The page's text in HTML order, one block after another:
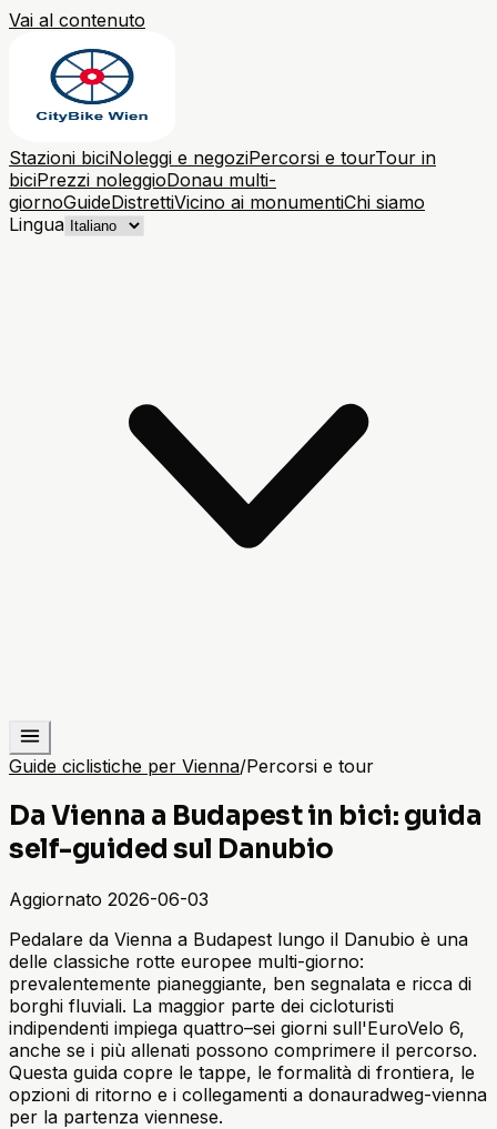
Vai al contenuto
Stazioni biciNoleggi e negoziPercorsi e tourTour in
biciPrezzi noleggioDonau multi-
giornoGuideDistrettiVicino ai monumentiChi siamo
Lingua
Guide ciclistiche per Vienna/Percorsi e tour
Da Vienna a Budapest in bici: guida
self-guided sul Danubio
Aggiornato 2026-06-03
Pedalare da Vienna a Budapest lungo il Danubio è una
delle classiche rotte europee multi-giorno:
prevalentemente pianeggiante, ben segnalata e ricca di
borghi fluviali. La maggior parte dei cicloturisti
indipendenti impiega quattro–sei giorni sull'EuroVelo 6,
anche se i più allenati possono comprimere il percorso.
Questa guida copre le tappe, le formalità di frontiera, le
opzioni di ritorno e i collegamenti a donauradweg-vienna
per la partenza viennese.